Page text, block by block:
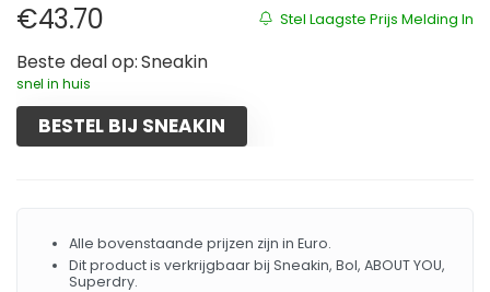
Stel Laagste Prijs Melding In
€43.70
Beste deal op: Sneakin
snel in huis
BESTEL BIJ SNEAKIN
Alle bovenstaande prijzen zijn in Euro.
Dit product is verkrijgbaar bij Sneakin, Bol, ABOUT YOU,
Superdry.